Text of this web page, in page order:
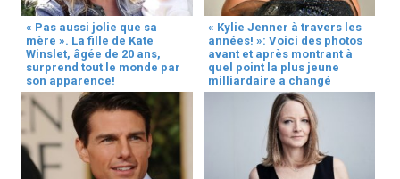
« Pas aussi jolie que sa
mère ». La fille de Kate
Winslet, âgée de 20 ans,
surprend tout le monde par
son apparence!
« Kylie Jenner à travers les
années! »: Voici des photos
avant et après montrant à
quel point la plus jeune
milliardaire a changé